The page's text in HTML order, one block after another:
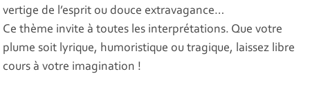
vertige de l’esprit ou douce extravagance…
Ce thème invite à toutes les interprétations. Que votre
plume soit lyrique, humoristique ou tragique, laissez libre
cours à votre imagination !